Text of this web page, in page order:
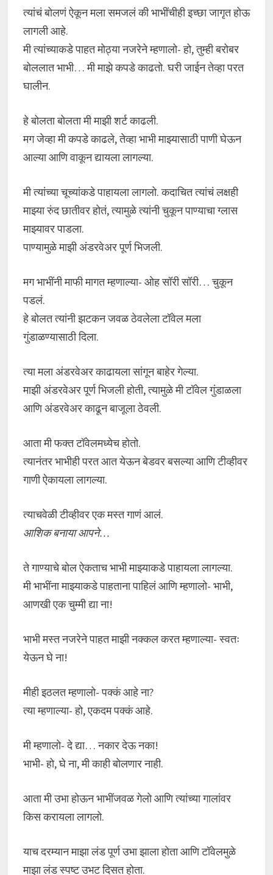
त्यांचं बोलणं ऐकून मला समजलं की भाभींचीही इच्छा जागृत होऊ
लागली आहे.
मी त्यांच्याकडे पाहत मोठ्या नजरेने म्हणालो- हो, तुम्ही बरोबर
बोललात भाभी… मी माझे कपडे काढतो. घरी जाईन तेव्हा परत
घालीन.
हे बोलता बोलता मी माझी शर्ट काढली.
मग जेव्हा मी कपडे काढले, तेव्हा भाभी माझ्यासाठी पाणी घेऊन
आल्या आणि वाकून द्यायला लागल्या.
मी त्यांच्या चूच्यांकडे पाहायला लागलो. कदाचित त्यांचं लक्षही
माझ्या रुंद छातीवर होतं, त्यामुळे त्यांनी चुकून पाण्याचा ग्लास
माझ्यावर पाडला.
पाण्यामुळे माझी अंडरवेअर पूर्ण भिजली.
मग भाभींनी माफी मागत म्हणाल्या- ओह सॉरी सॉरी… चुकून
पडलं.
हे बोलत त्यांनी झटकन जवळ ठेवलेला टॉवेल मला
गुंडाळण्यासाठी दिला.
त्या मला अंडरवेअर काढायला सांगून बाहेर गेल्या.
माझी अंडरवेअर पूर्ण भिजली होती, त्यामुळे मी टॉवेल गुंडाळला
आणि अंडरवेअर काढून बाजूला ठेवली.
आता मी फक्त टॉवेलमध्येच होतो.
त्यानंतर भाभीही परत आत येऊन बेडवर बसल्या आणि टीव्हीवर
गाणी ऐकायला लागल्या.
त्याचवेळी टीव्हीवर एक मस्त गाणं आलं.
आशिक बनाया आपने…
ते गाण्याचे बोल ऐकताच भाभी माझ्याकडे पाहायला लागल्या.
मी भाभींना माझ्याकडे पाहताना पाहिलं आणि म्हणालो- भाभी,
आणखी एक चुम्मी द्या ना!
भाभी मस्त नजरेने पाहत माझी नक्कल करत म्हणाल्या- स्वतः
येऊन घे ना!
मीही इठलत म्हणालो- पक्कं आहे ना?
त्या म्हणाल्या- हो, एकदम पक्कं आहे.
मी म्हणालो- दे द्या… नकार देऊ नका!
भाभी- हो, घे ना, मी काही बोलणार नाही.
आता मी उभा होऊन भाभींजवळ गेलो आणि त्यांच्या गालांवर
किस करायला लागलो.
याच दरम्यान माझा लंड पूर्ण उभा झाला होता आणि टॉवेलमुळे
माझा लंड स्पष्ट उभट दिसत होता.